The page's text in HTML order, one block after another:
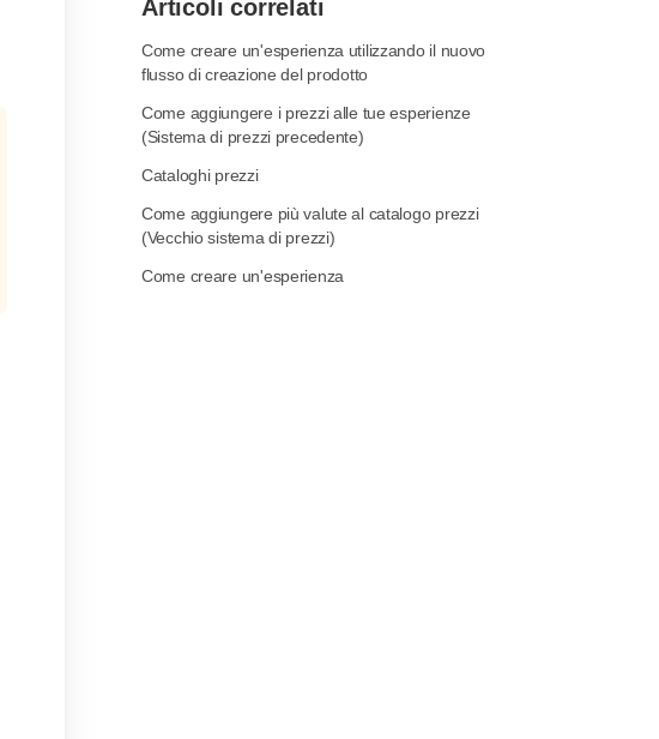
Articoli correlati
Come creare un'esperienza utilizzando il nuovo
flusso di creazione del prodotto
Come aggiungere i prezzi alle tue esperienze
(Sistema di prezzi precedente)
Cataloghi prezzi
Come aggiungere più valute al catalogo prezzi
(Vecchio sistema di prezzi)
Come creare un'esperienza